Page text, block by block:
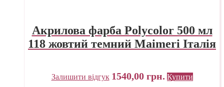
Акрилова фарба Polycolor 500 мл
118 жовтий темний Maimeri Італія
Залишити відгук 1540,00 грн. Купити